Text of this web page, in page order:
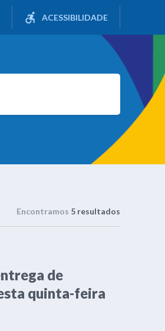
ACESSIBILIDADE
Encontramos 5 resultados
de
quinta-feira